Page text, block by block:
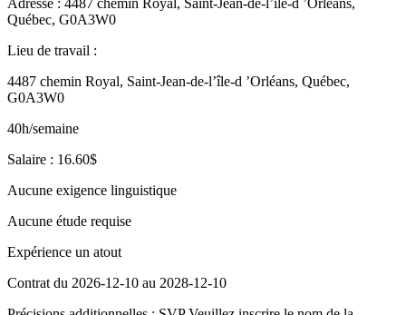
Québec, G0A3W0
Lieu de travail :
4487 chemin Royal, Saint-Jean-de-l’île-d ’Orléans, Québec,
G0A3W0
40h/semaine
Salaire : 16.60$
Aucune exigence linguistique
Aucune étude requise
Expérience un atout
Contrat du 2026-12-10 au 2028-12-10